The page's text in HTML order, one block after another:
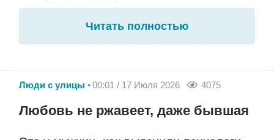
Читать полностью
Люди с улицы 00:01 / 17 Июля 2026 4075
Любовь не ржавеет, даже бывшая